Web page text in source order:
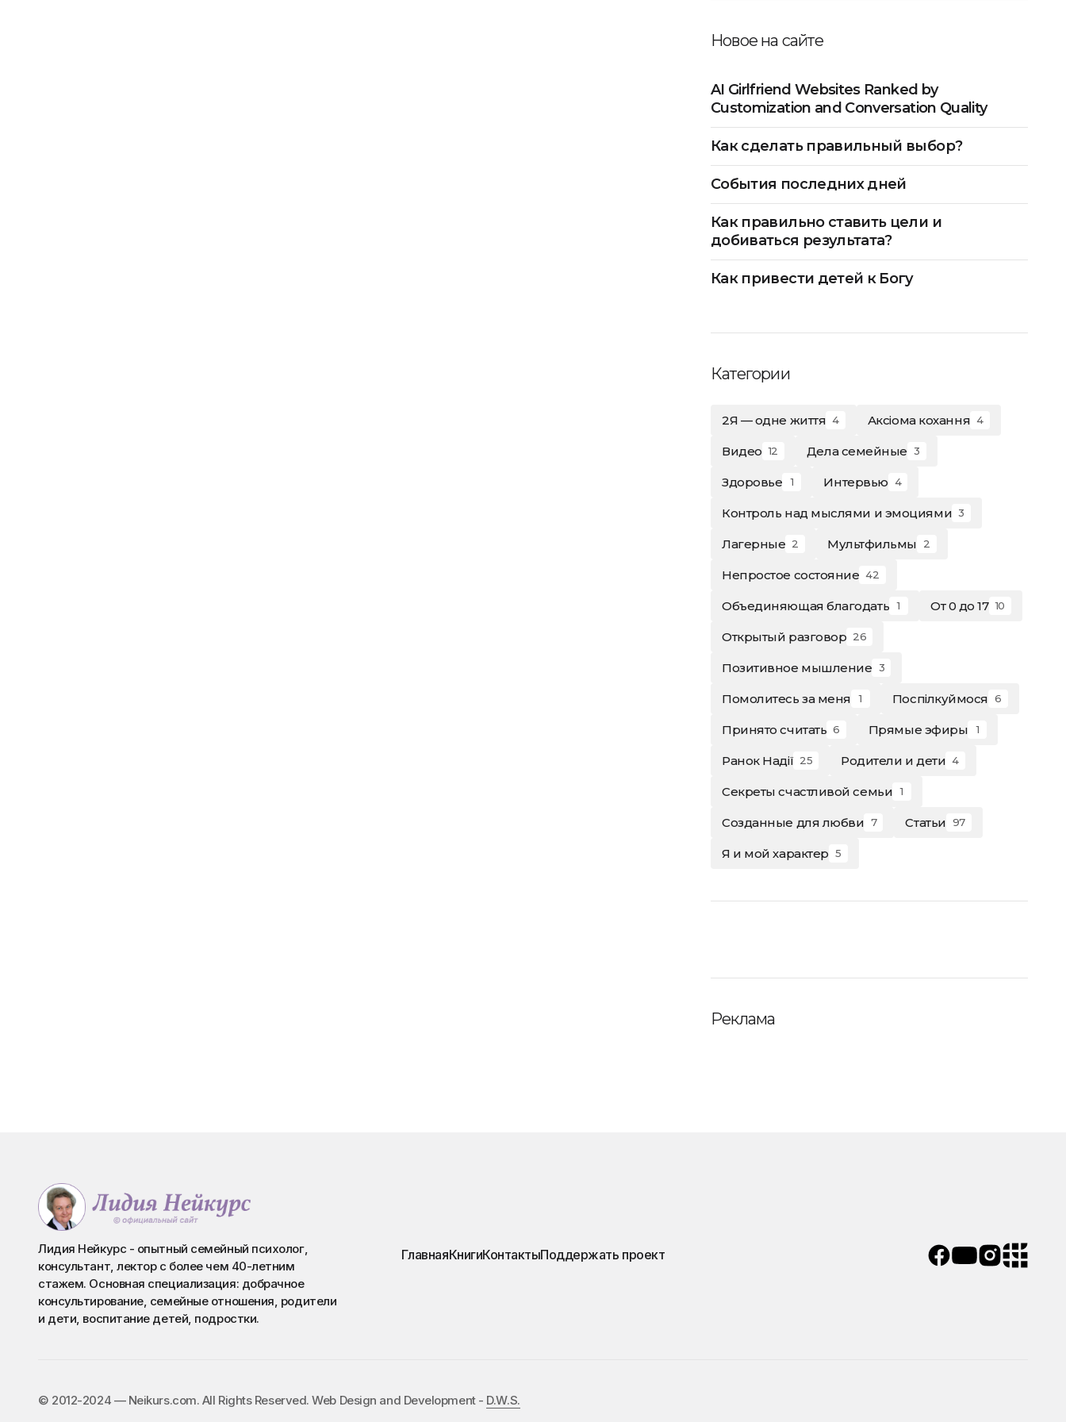
Новое на сайте
AI Girlfriend Websites Ranked by
Customization and Conversation Quality
Как сделать правильный выбор?
События последних дней
Как правильно ставить цели и
добиваться результата?
Как привести детей к Богу
Категории
2Я — одне життя 4 Аксіома кохання 4
Видео 12 Дела семейные 3
Здоровье 1 Интервью 4
Контроль над мыслями и эмоциями 3
Лагерные 2 Мультфильмы 2
Непростое состояние 42
Объединяющая благодать 1 От 0 до 17 10
Открытый разговор 26
Позитивное мышление 3
Помолитесь за меня 1 Поспілкуймося 6
Принято считать 6 Прямые эфиры 1
Ранок Надії 25 Родители и дети 4
Секреты счастливой семьи 1
Созданные для любви 7 Статьи 97
Я и мой характер 5
Реклама
Лидия Нейкурс - опытный семейный психолог,
консультант, лектор с более чем 40-летним
стажем. Основная специализация: добрачное
консультирование, семейные отношения, родители
и дети, воспитание детей, подростки.
ГлавнаяКнигиКонтактыПоддержать проект
©️ 2012-2024 — Neikurs.com. All Rights Reserved. Web Design and Development - D.W.S.